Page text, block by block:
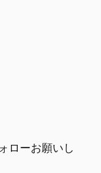
ローお願いし